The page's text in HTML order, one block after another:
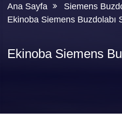
Ana Sayfa
Siemens
Ekinoba Siemens Buzdolabı
Ekinoba Siemens